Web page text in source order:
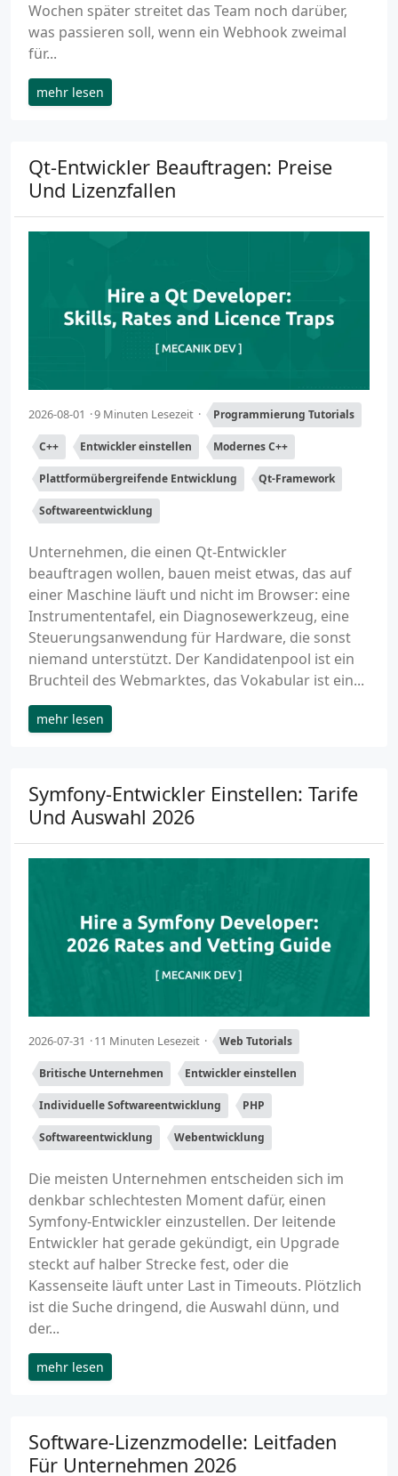
Wochen später streitet das Team noch darüber,
was passieren soll, wenn ein Webhook zweimal
für...
mehr lesen
Qt-Entwickler Beauftragen: Preise
Und Lizenzfallen
2026-08-01 9 Minuten Lesezeit Programmierung Tutorials
C++ Entwickler einstellen Modernes C++
Plattformübergreifende Entwicklung Qt-Framework
Softwareentwicklung
Unternehmen, die einen Qt-Entwickler
beauftragen wollen, bauen meist etwas, das auf
einer Maschine läuft und nicht im Browser: eine
Instrumententafel, ein Diagnosewerkzeug, eine
Steuerungsanwendung für Hardware, die sonst
niemand unterstützt. Der Kandidatenpool ist ein
Bruchteil des Webmarktes, das Vokabular ist ein...
mehr lesen
Symfony-Entwickler Einstellen: Tarife
Und Auswahl 2026
2026-07-31 11 Minuten Lesezeit Web Tutorials
Britische Unternehmen Entwickler einstellen
Individuelle Softwareentwicklung PHP
Softwareentwicklung Webentwicklung
Die meisten Unternehmen entscheiden sich im
denkbar schlechtesten Moment dafür, einen
Symfony-Entwickler einzustellen. Der leitende
Entwickler hat gerade gekündigt, ein Upgrade
steckt auf halber Strecke fest, oder die
Kassenseite läuft unter Last in Timeouts. Plötzlich
ist die Suche dringend, die Auswahl dünn, und
der...
mehr lesen
Software-Lizenzmodelle: Leitfaden
Für Unternehmen 2026